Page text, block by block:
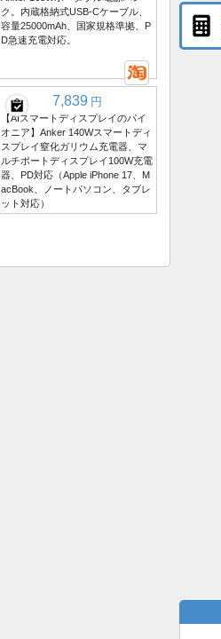
ク。内蔵格納式USB-Cケーブル、
容量25000mAh、国家規格準拠、P
D急速充電対応。
7,839 円
【AIスマートディスプレイのパイ
オニア】Anker 140Wスマートディ
スプレイ窒化ガリウム充電器、マ
ルチポートディスプレイ100W充電
器、PD対応（Apple iPhone 17、M
acBook、ノートパソコン、タブレ
ット対応）